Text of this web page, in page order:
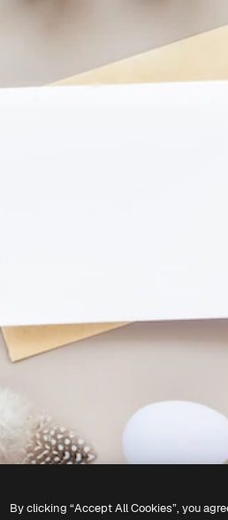
By clicking “Accept All Cookies”, you